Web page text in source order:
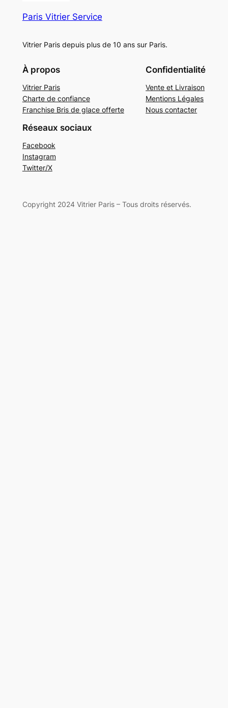
Paris Vitrier Service
Vitrier Paris depuis plus de 10 ans sur Paris.
À propos
Vitrier Paris
Charte de confiance
Franchise Bris de glace offerte
Confidentialité
Vente et Livraison
Mentions Légales
Nous contacter
Réseaux sociaux
Facebook
Instagram
Twitter/X
Copyright 2024 Vitrier Paris – Tous droits réservés.